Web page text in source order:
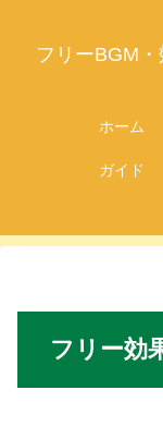
フリーBGM
ホーム
ガイド
フリー効